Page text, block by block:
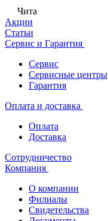
Чита
Акции
Статьи
Сервис и Гарантия
Сервис
Сервисные центры
Гарантия
Оплата и доставка
Оплата
Доставка
Сотрудничество
Компания
О компании
Филиалы
Свидетельства